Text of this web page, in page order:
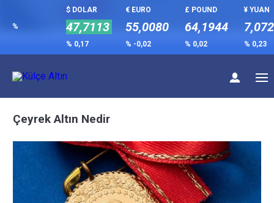
%
$ DOLAR
47,7113
% 0,17
€ EURO
55,0080
% -0,02
£ POUND
64,1944
% 0,02
¥ YUAN
% 0,23
Çeyrek Altın Nedir